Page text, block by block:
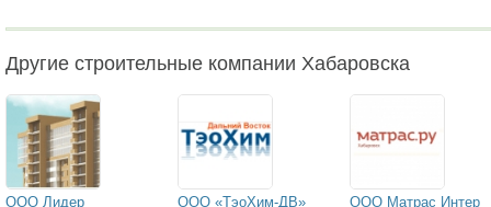
Другие строительные компании Хабаровска
ООО Лидер ООО «ТэоХим-ДВ»
ООО Матрас Интер